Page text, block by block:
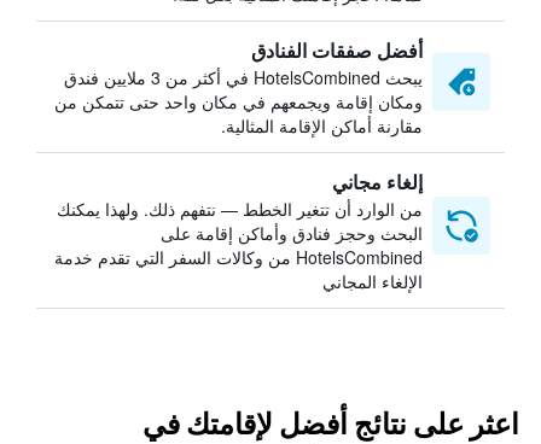
أفضل صفقات الفنادق
يبحث HotelsCombined في أكثر من 3 ملايين فندق
ومكان إقامة ويجمعهم في مكان واحد حتى تتمكن من
مقارنة أماكن الإقامة المثالية.
إلغاء مجاني
من الوارد أن تتغير الخطط — نتفهم ذلك. ولهذا يمكنك
البحث وحجز فنادق وأماكن إقامة على
HotelsCombined من وكالات السفر التي تقدم خدمة
الإلغاء المجاني
اعثر على نتائج أفضل لإقامتك في